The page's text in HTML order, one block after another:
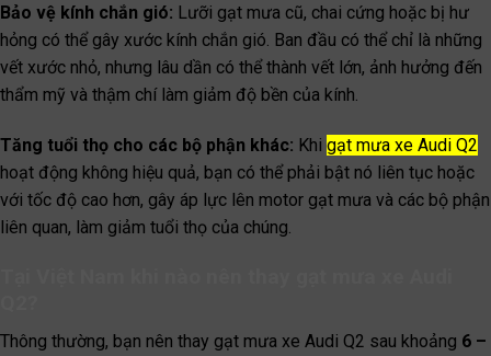
Bảo vệ kính chắn gió: Lưỡi gạt mưa cũ, chai cứng hoặc bị hư
hỏng có thể gây xước kính chắn gió. Ban đầu có thể chỉ là những
vết xước nhỏ, nhưng lâu dần có thể thành vết lớn, ảnh hưởng đến
thẩm mỹ và thậm chí làm giảm độ bền của kính.
Tăng tuổi thọ cho các bộ phận khác: Khi gạt mưa xe Audi Q2
hoạt động không hiệu quả, bạn có thể phải bật nó liên tục hoặc
với tốc độ cao hơn, gây áp lực lên motor gạt mưa và các bộ phận
liên quan, làm giảm tuổi thọ của chúng.
Thông thường, bạn nên thay gạt mưa xe Audi Q2 sau khoảng 6 –